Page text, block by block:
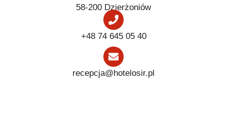
58-200 Dzierżoniów
+48 74 645 05 40
recepcja@hotelosir.pl